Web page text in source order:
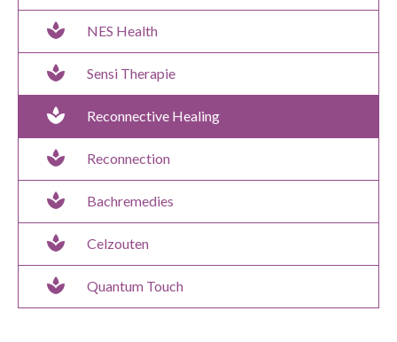
spa NES Health
spa Sensi Therapie
spa Reconnective Healing
spa Reconnection
spa Bachremedies
spa Celzouten
spa Quantum Touch